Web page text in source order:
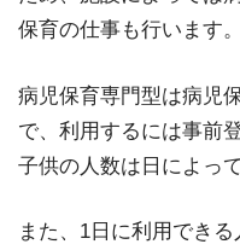
保育の仕事も行います。
病児保育専門型は病児
で、利用するには事前
子供の人数は日によっ
また、1日に利用できる